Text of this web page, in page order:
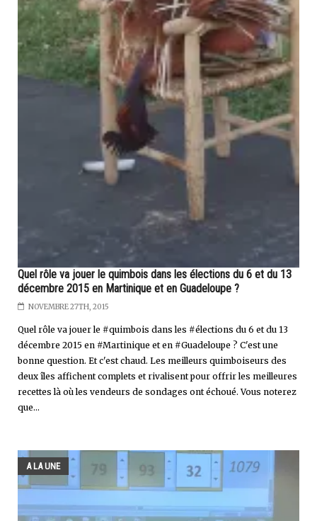
Quel rôle va jouer le quimbois dans les élections du 6 et du 13
décembre 2015 en Martinique et en Guadeloupe ?
NOVEMBRE 27TH, 2015
Quel rôle va jouer le #quimbois dans les #élections du 6 et du 13
décembre 2015 en #Martinique et en #Guadeloupe ? C'est une
bonne question. Et c'est chaud. Les meilleurs quimboiseurs des
deux îles affichent complets et rivalisent pour offrir les meilleures
recettes là où les vendeurs de sondages ont échoué. Vous noterez
que...
A LA UNE